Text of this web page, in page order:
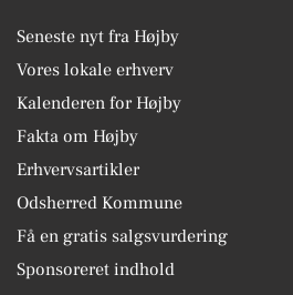
Seneste nyt fra Højby
Vores lokale erhverv
Kalenderen for Højby
Fakta om Højby
Erhvervsartikler
Odsherred Kommune
Få en gratis salgsvurdering
Sponsoreret indhold